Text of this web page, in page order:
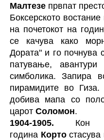
Малтезе првпат
Боксерското
на почетокот на
се качува како
Дората" и го почнува
патување,
симболика. Запира
пирамидите во
добива мапа со
царот Соломон.
1904-1905. Кон
година Кортостасува